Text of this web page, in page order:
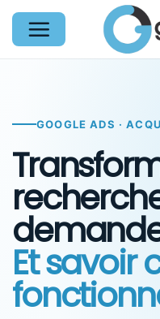
Passer
contenu
GOOGLE ADS ·
Et savoir